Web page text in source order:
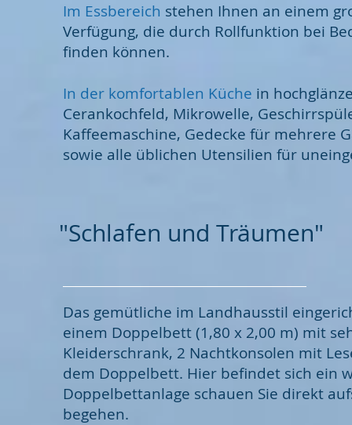
Im Essbereich stehen Ihnen an einem
Verfügung, die durch Rollfunktion bei
finden können.
In der komfortablen Küche in
Cerankochfeld, Mikrowelle,
Kaffeemaschine, Gedecke für mehrere
sowie alle üblichen Utensilien für
"Schlafen und Träumen"
Das gemütliche im Landhausstil
einem Doppelbett (1,80 x 2,00 m) mit
Kleiderschrank, 2 Nachtkonsolen mit
dem Doppelbett. Hier befindet sich ein
Doppelbettanlage schauen Sie direkt
begehen.